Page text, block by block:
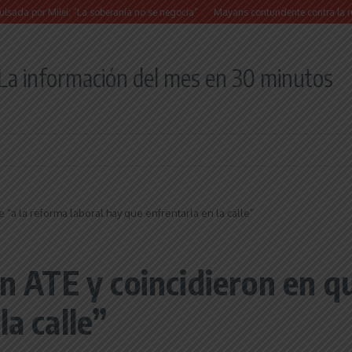
“La soberanía no se negocia” Mayans contundente contra la reforma a la
información del mes en 30 minutos
“a la reforma laboral hay que enfrentarla en la calle”
ATE y coincidieron en
calle”